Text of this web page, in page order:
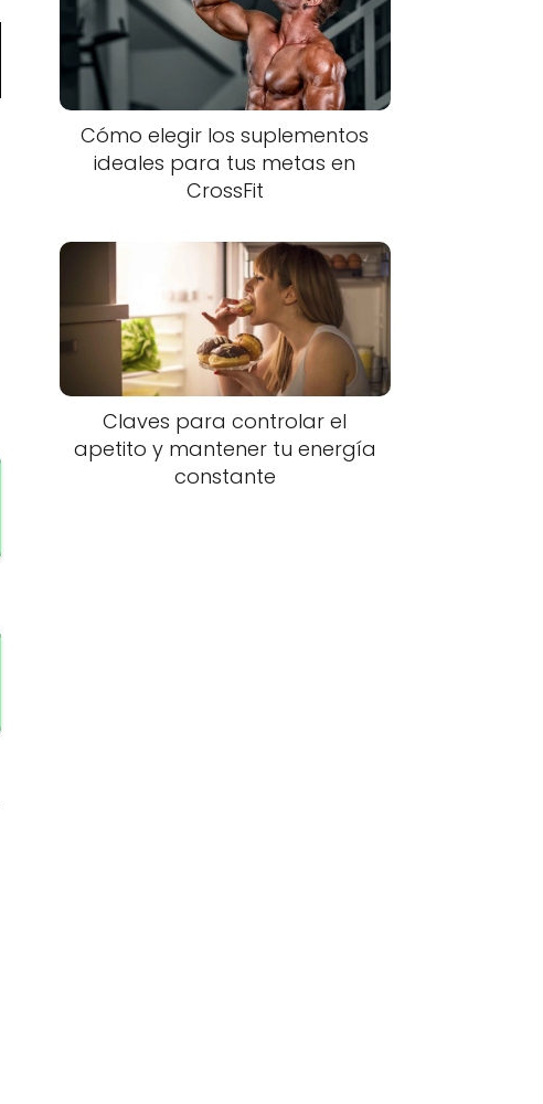
Cómo elegir los suplementos
ideales para tus metas en
CrossFit
Claves para controlar el
apetito y mantener tu energía
constante